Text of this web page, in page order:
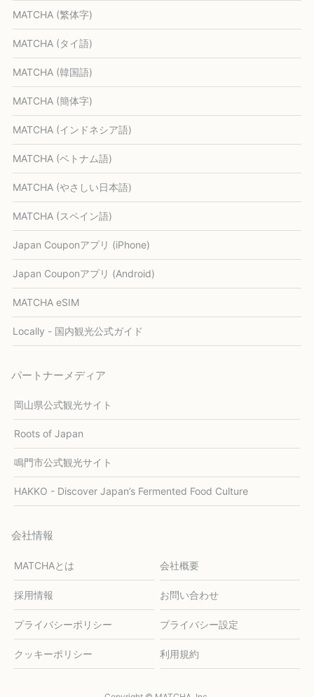
MATCHA (繁体字)
MATCHA (タイ語)
MATCHA (韓国語)
MATCHA (簡体字)
MATCHA (インドネシア語)
MATCHA (ベトナム語)
MATCHA (やさしい日本語)
MATCHA (スペイン語)
Japan Couponアプリ (iPhone)
Japan Couponアプリ (Android)
MATCHA eSIM
Locally - 国内観光公式ガイド
パートナーメディア
岡山県公式観光サイト
Roots of Japan
鳴門市公式観光サイト
HAKKO - Discover Japan’s Fermented Food Culture
会社情報
MATCHAとは 会社概要
採用情報 お問い合わせ
プライバシーポリシー プライバシー設定
クッキーポリシー 利用規約